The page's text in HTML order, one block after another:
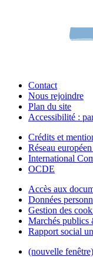
Contact
Nous rejoindre
Plan du site
Accessibilité :
Crédits et
Réseau
International
OCDE
Accès aux
Données
Gestion des
Marchés publics
Rapport social
(nouvelle fenêtre)